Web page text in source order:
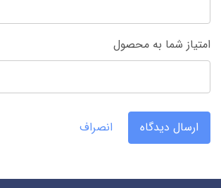
امتیاز شما به محصول
ارسال دیدگاه انصراف